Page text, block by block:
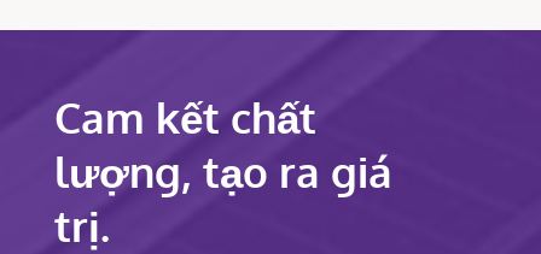
Cam kết chất
lượng, tạo ra giá
trị.